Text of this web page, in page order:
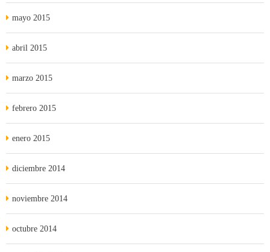
mayo 2015
abril 2015
marzo 2015
febrero 2015
enero 2015
diciembre 2014
noviembre 2014
octubre 2014